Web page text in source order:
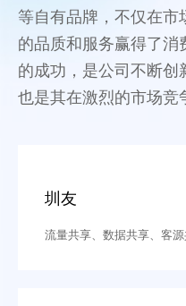
等自有品牌，不仅在市
的品质和服务赢得了消
的成功，是公司不断创
也是其在激烈的市场竞
圳友
流量共享、数据共享、客